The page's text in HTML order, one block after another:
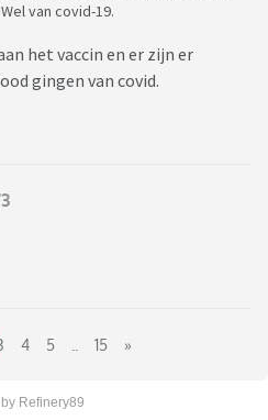
van covid-19.
het vaccin en er zijn er
gingen van covid.
4 5 15 »
Refinery89